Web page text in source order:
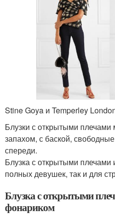
Stine Goya и Temperley
Блузки с открытыми плечами
запахом, с баской,
спереди.
Блузка с открытыми плечами
полных девушек, так и для
Блузка с открытыми
фонариком